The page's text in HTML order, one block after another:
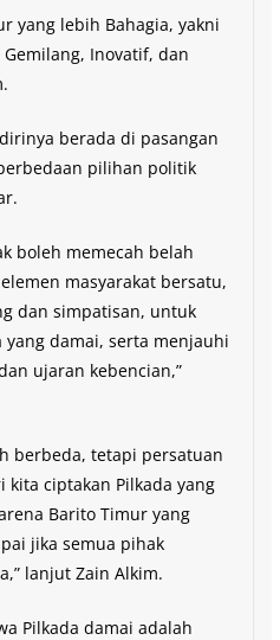
yang lebih Bahagia, yakni
Inovatif, dan
berada di pasangan
pilihan politik
boleh memecah belah
masyarakat bersatu,
dan simpatisan, untuk
yang damai, serta menjauhi
ujaran kebencian,”
berbeda, tetapi persatuan
kita ciptakan Pilkada yang
Barito Timur yang
jika semua pihak
lanjut Zain Alkim.
Pilkada damai adalah